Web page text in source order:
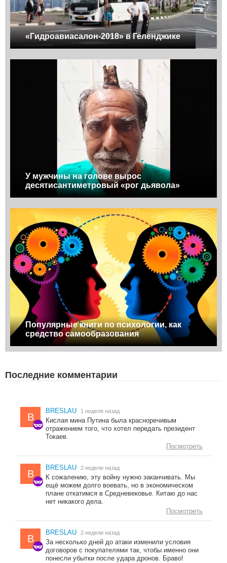
«Гидроавиасалон-2018» в Геленджике
У мужчины на голове вырос
десятисантиметровый «рог дьявола»
Популярные книги по психологии, как
средство самообразования
Последние комментарии
B
BRESLAU 1 неделя назад
Кислая мина Путина была красноречивым
отражением того, что хотел передать президент
Токаев.
Посмотреть
B
BRESLAU 2 недели назад
К сожалению, эту войну нужно заканчивать. Мы
ещё можем долго воевать, но в экономическом
плане откатимся в Средневековье. Китаю до нас
нет никакого дела.
Посмотреть
B
BRESLAU 2 недели назад
За несколько дней до атаки изменили условия
договоров с покупателями так, чтобы именно они
понесли убытки после удара дронов. Браво!